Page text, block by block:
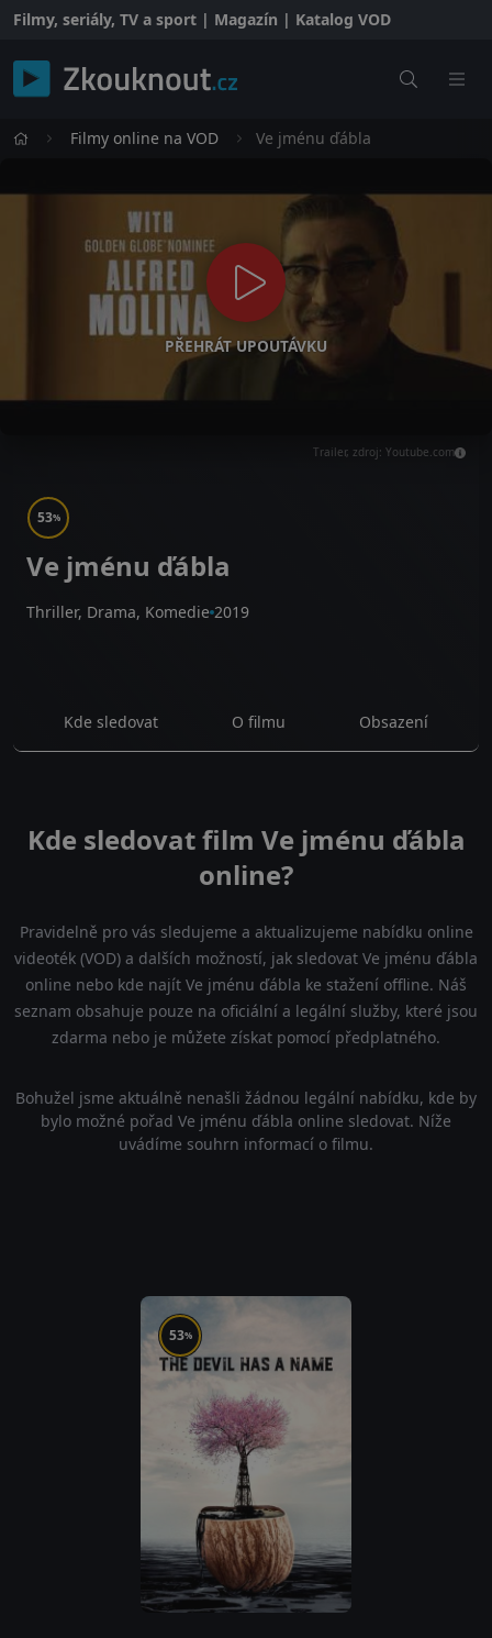
Filmy, seriály, TV a sport | Magazín | Katalog VOD
Filmy online na VOD Ve jménu ďábla
PŘEHRÁT UPOUTÁVKU
Trailer, zdroj: Youtube.com
53%
Ve jménu ďábla
Thriller, Drama, Komedie 2019
Kde sledovat O filmu Obsazení
Kde sledovat film Ve jménu ďábla
online?
Pravidelně pro vás sledujeme a aktualizujeme nabídku online
videoték (VOD) a dalších možností, jak sledovat Ve jménu ďábla
online nebo kde najít Ve jménu ďábla ke stažení offline. Náš
seznam obsahuje pouze na oficiální a legální služby, které jsou
zdarma nebo je můžete získat pomocí předplatného.
Bohužel jsme aktuálně nenašli žádnou legální nabídku, kde by
bylo možné pořad Ve jménu ďábla online sledovat. Níže
uvádíme souhrn informací o filmu.
53%